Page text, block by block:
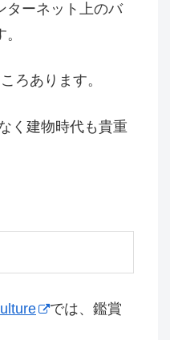
ターネット上のバ
ろあります。
く建物時代も貴重
では、鑑賞